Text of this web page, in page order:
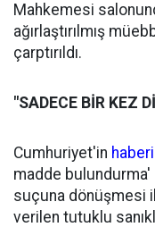
Mahkemesi
ağırlaştırılmış
çarptırıldı.
"SADECE BİR KEZ
Cumhuriyet'in
madde
suçuna dönüşmesi
verilen tutuklu